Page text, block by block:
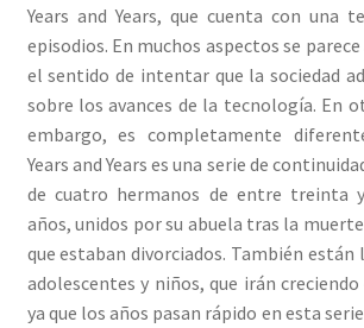
Years and Years, que cuenta con una
episodios. En muchos aspectos se
el sentido de intentar que la sociedad
sobre los avances de la tecnología. En
embargo, es completamente
Years and Years es una serie de
de cuatro hermanos de entre treinta
años, unidos por su abuela tras la
que estaban divorciados. También están
adolescentes y niños, que irán
ya que los años pasan rápido en esta